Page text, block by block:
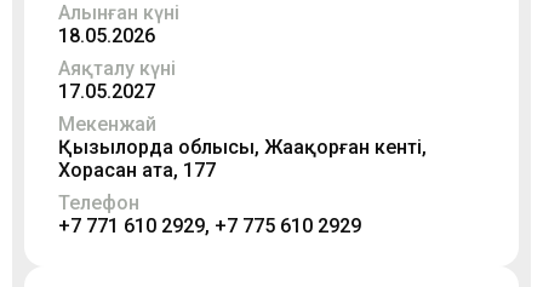
Алынған күні
18.05.2026
Аяқталу күні
17.05.2027
Мекенжай
Қызылорда облысы, Жаңақорған кенті,
Хорасан ата, 177
Телефон
+7 771 610 2929, +7 775 610 2929